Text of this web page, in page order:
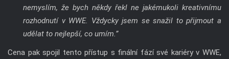
nemyslím, že bych někdy řekl ne jakémukoli kreativnímu
rozhodnutí v WWE. Vždycky jsem se snažil to přijmout a
udělat to nejlepší, co umím.”
Cena pak spojil tento přístup s finální fází své kariéry v WWE,